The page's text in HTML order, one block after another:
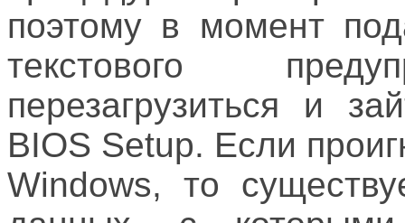
поэтому в момент
текстового
перезагрузиться и
BIOS Setup. Если
Windows, то